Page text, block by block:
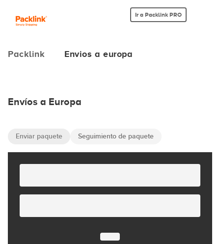
Ir a Packlink PRO
Packlink Envios a europa
Envíos a Europa
Enviar paquete Seguimiento de paquete